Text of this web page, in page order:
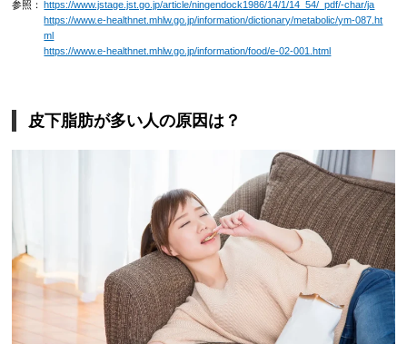
参照：
https://www.jstage.jst.go.jp/article/ningendock1986/14/1/14_54/_pdf/-char/ja
https://www.e-healthnet.mhlw.go.jp/information/dictionary/metabolic/ym-087.ht
ml
https://www.e-healthnet.mhlw.go.jp/information/food/e-02-001.html
皮下脂肪が多い人の原因は？